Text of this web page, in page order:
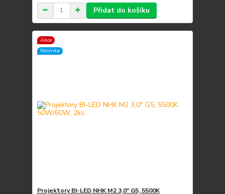
Přidat do košíku
Akce
Novinka
Projektory BI-LED NHK M2 3,0" G5, 5500K